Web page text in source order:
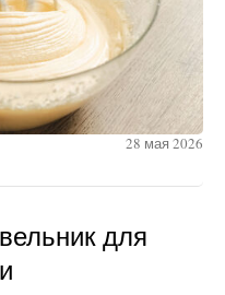
28 мая 2026
для